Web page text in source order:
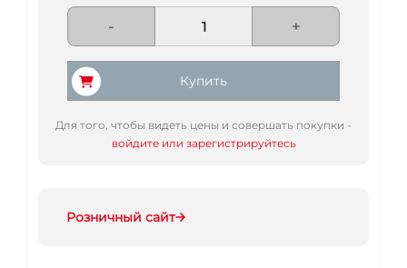
- +
Купить
Для того, чтобы видеть цены и совершать покупки -
войдите или зарегистрируйтесь
Розничный сайт